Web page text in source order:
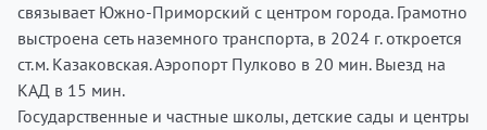
связывает Южно-Приморский с центром города. Грамотно
выстроена сеть наземного транспорта, в 2024 г. откроется
ст.м. Казаковская. Аэропорт Пулково в 20 мин. Выезд на
КАД в 15 мин.
Государственные и частные школы, детские сады и центры